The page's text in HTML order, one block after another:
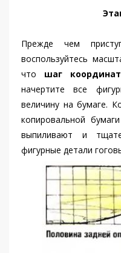
Прежде чем
воспользуйтесь
что шаг
начертите все
величину на бумаге.
копировальной
выпиливают и
фигурные детали